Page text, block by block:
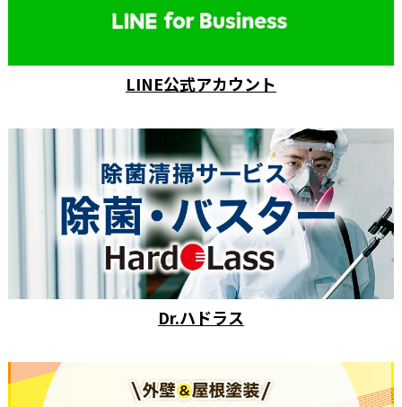
LINE公式アカウント
Dr.ハドラス